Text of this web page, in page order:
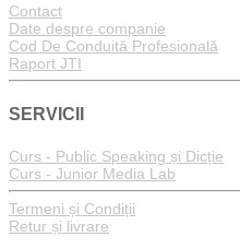
Contact
Date despre companie
Cod De Conduită Profesională
Raport JTI
SERVICII
Curs - Public Speaking și Dicție
Curs - Junior Media Lab
Termeni și Condiții
Retur și livrare